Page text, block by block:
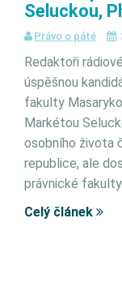
Seluckou,
Právo o páté
Redaktoři
úspěšnou
fakulty
Markétou
osobního života
republice, ale
právnické fakulty.
Celý článek